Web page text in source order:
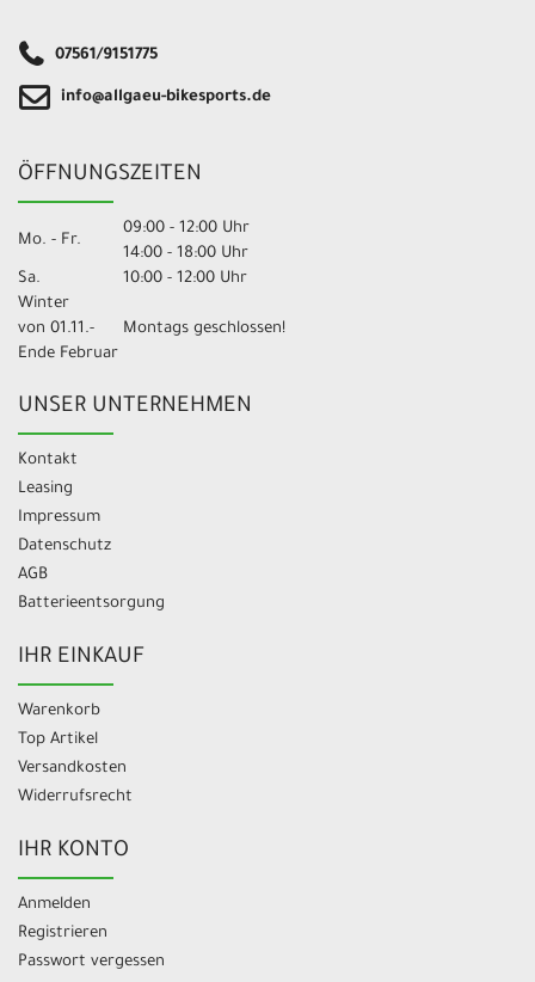
07561/9151775
info@allgaeu-bikesports.de
ÖFFNUNGSZEITEN
Mo. - Fr.
09:00 - 12:00 Uhr
14:00 - 18:00 Uhr
Sa.
10:00 - 12:00 Uhr
Winter
von 01.11.-
Ende Februar
Montags geschlossen!
UNSER UNTERNEHMEN
Kontakt
Leasing
Impressum
Datenschutz
AGB
Batterieentsorgung
IHR EINKAUF
Warenkorb
Top Artikel
Versandkosten
Widerrufsrecht
IHR KONTO
Anmelden
Registrieren
Passwort vergessen